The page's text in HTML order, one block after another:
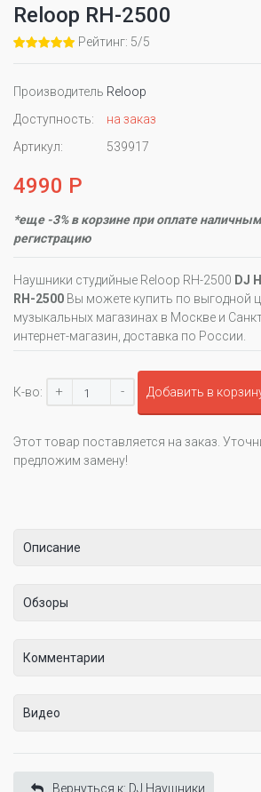
Reloop RH-2500
Рейтинг: 5/5
Производитель Reloop
Доступность:
на заказ
Артикул:
539917
4990 Р
*еще -3% в корзине при оплате
регистрацию
Наушники студийные Reloop RH-2500 DJ
RH-2500 Вы можете купить по выгодной
музыкальных магазинах в Москве и
интернет-магазин, доставка по России.
К-во: + - Добавить в
Этот товар поставляется на заказ.
предложим замену!
Описание
Обзоры
Комментарии
Видео
Вернуться к: DJ Наушники